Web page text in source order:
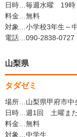
日時…毎週水曜 19時
料金…無料
対象…小学校3年生～
電話…090-2838-0727
山梨県
タダゼミ
場所…山梨県甲府市中
日時…週1回 土曜ま
料金…無料
対象…中学生